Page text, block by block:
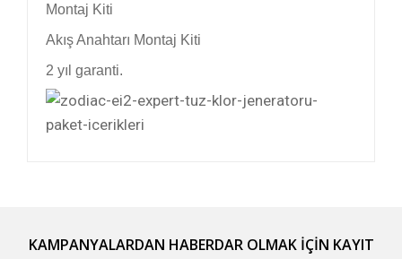
Montaj Kiti
Akış Anahtarı Montaj Kiti
2 yıl garanti.
Görüş ve önerileriniz için teşekkür ederiz.
KAMPANYALARDAN HABERDAR OLMAK İÇİN KAYIT